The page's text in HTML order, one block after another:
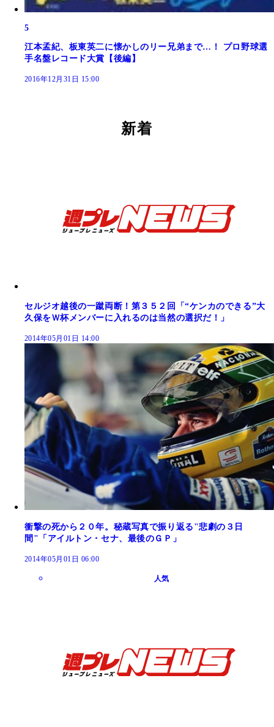
5
江本孟紀、板東英二に懐かしのリー兄弟まで…！ プロ野球選
手名盤レコード大賞【後編】
2016年12月31日 15:00
新着
セルジオ越後の一蹴両断！第３５２回「“ケンカのできる”大
久保をＷ杯メンバーに入れるのは当然の選択だ！」
2014年05月01日 14:00
衝撃の死から２０年。秘蔵写真で振り返る"悲劇の３日
間"「アイルトン・セナ、最後のＧＰ」
2014年05月01日 06:00
人気